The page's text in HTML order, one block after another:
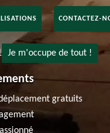
CONTACTEZ-
Je m'occupe de tout !
gratuits